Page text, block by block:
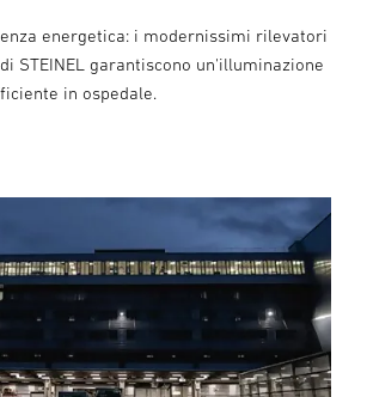
energetica: i modernissimi rilevatori
STEINEL garantiscono un'illuminazione
in ospedale.